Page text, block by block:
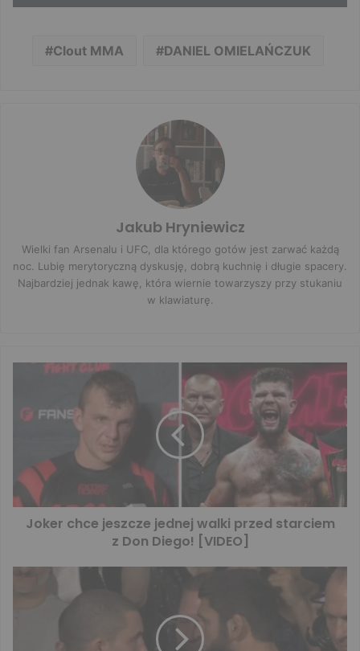
Clout MMA DANIEL OMIELAŃCZUK
Jakub Hryniewicz
Wielki fan Arsenalu i UFC, dla którego gotów jest zarwać każdą
noc. Lubię merytoryczną dyskusję, dobrą kuchnię i długie spacery.
Najbardziej jednak kawę, która wiernie towarzyszy przy stukaniu
w klawiaturę.
Joker chce jeszcze jednej walki przed starciem
z Don Diego! [VIDEO]